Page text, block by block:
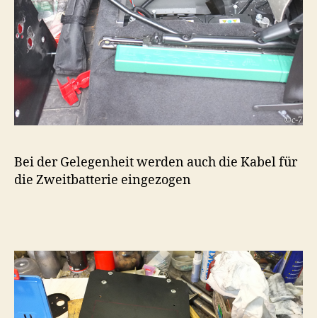
Bei der Gelegenheit werden auch die Kabel für
die Zweitbatterie eingezogen